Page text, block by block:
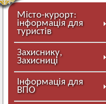
Місто-курорт:
інформація для
туристів
Захиснику,
Захисниці
Інформація для
ВПО